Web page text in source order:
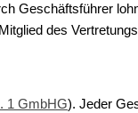
Geschäftsführer
des
1 GmbHG). Jeder